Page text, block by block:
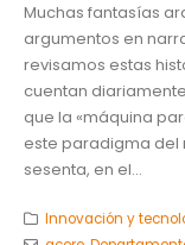
Muchas fantasías
argumentos en
revisamos estas
cuentan
que la «máquina
este paradigma del
sesenta, en el...
Innovación y